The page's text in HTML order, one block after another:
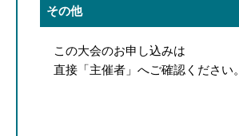
その他
この大会のお申し込みは
直接「主催者」へご確認ください。